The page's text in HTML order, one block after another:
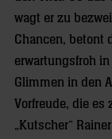
wagt er zu
Chancen, betont
erwartungsfroh
Glimmen in den
Vorfreude, die es
„Kutscher“